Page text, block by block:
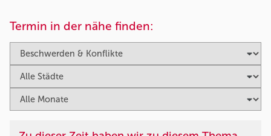
Termin in der nähe finden: